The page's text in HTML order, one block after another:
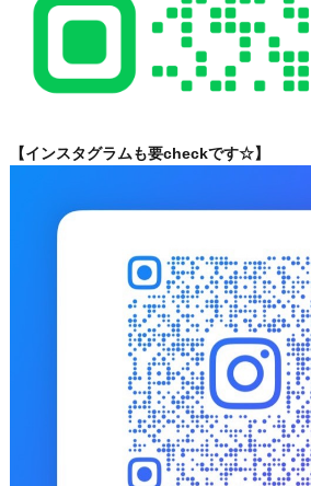
【インスタグラムも要checkです☆】